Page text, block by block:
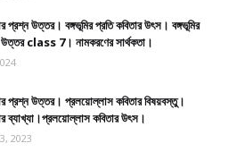
প্রশ্ন উত্তর। বঙ্গভূমির প্রতি কবিতার উৎস। বঙ্গভূমির
উত্তর class 7। নামকরণের সার্থকতা।
প্রশ্ন উত্তর। প্রলয়োল্লাস কবিতার বিষয়বস্তু।
ব্যাখ্যা।প্রলয়োল্লাস কবিতার উৎস।
2023